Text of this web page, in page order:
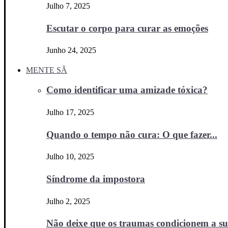
Julho 7, 2025
Escutar o corpo para curar as emoções
Junho 24, 2025
MENTE SÃ
Como identificar uma amizade tóxica?
Julho 17, 2025
Quando o tempo não cura: O que fazer...
Julho 10, 2025
Síndrome da impostora
Julho 2, 2025
Não deixe que os traumas condicionem a